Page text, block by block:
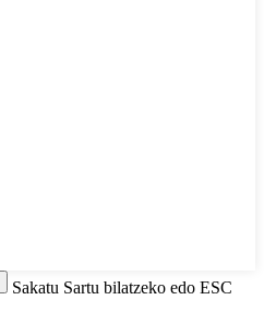
Sakatu Sartu bilatzeko edo ESC